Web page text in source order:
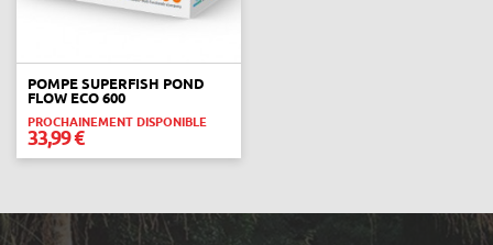
POMPE SUPERFISH POND
FLOW ECO 600
PROCHAINEMENT DISPONIBLE
33,99 €